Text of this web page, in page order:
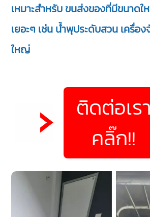
เหมาะสำหรับ ขนส่งของที่มีขนาด
เยอะๆ เช่น น้ำพุประดับสวน เครื่อ
ใหญ่
ติดต่อเรา
คลิ๊ก!!